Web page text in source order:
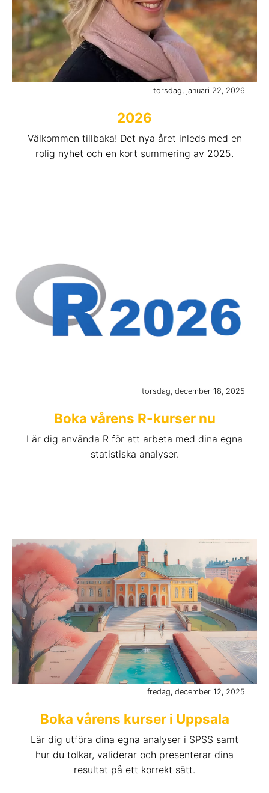
torsdag, januari 22, 2026
2026
Välkommen tillbaka! Det nya året inleds med en
rolig nyhet och en kort summering av 2025.
torsdag, december 18, 2025
Boka vårens R-kurser nu
Lär dig använda R för att arbeta med dina egna
statistiska analyser.
fredag, december 12, 2025
Boka vårens kurser i Uppsala
Lär dig utföra dina egna analyser i SPSS samt
hur du tolkar, validerar och presenterar dina
resultat på ett korrekt sätt.